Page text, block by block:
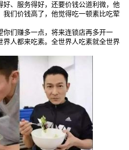
、服务得好，还要价钱公道利微，他
我们价钱高了，他觉得吃一顿素比吃荤
你们赚多一点，将来连锁店再多开一
界人都来吃素。全世界人吃素就全世界